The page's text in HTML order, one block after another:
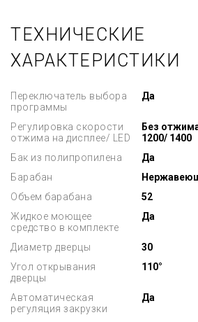
ТЕХНИЧЕСКИЕ
ХАРАКТЕРИСТИКИ
Переключатель выбора
программы
Да
Регулировка скорости
отжима на дисплее/ LED
Без
1200/ 1400
Бак из полипропилена
Да
Барабан
Объем барабана
52
Жидкое моющее
средство в комплекте
Да
Диаметр дверцы
30
Угол открывания
дверцы
110°
Автоматическая
регуляция закрузки
Да